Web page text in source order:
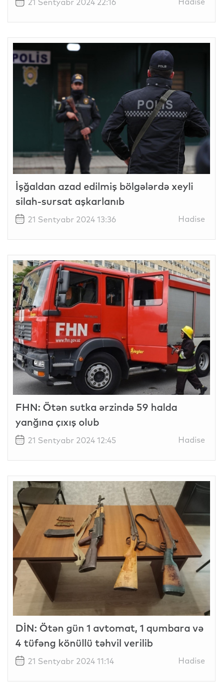
İşğaldan azad edilmiş bölgələrdə xeyli
silah-sursat aşkarlanıb
21 Sentyabr 2024 13:36 Hadise
FHN: Ötən sutka ərzində 59 halda
yanğına çıxış olub
21 Sentyabr 2024 12:45 Hadise
DİN: Ötən gün 1 avtomat, 1 qumbara və
4 tüfəng könüllü təhvil verilib
21 Sentyabr 2024 11:14 Hadise